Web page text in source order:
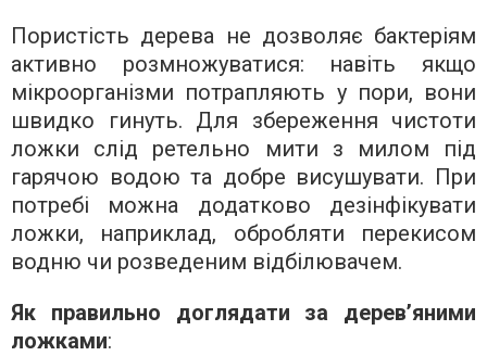
Пористість дерева не дозволяє бактеріям
активно розмножуватися: навіть якщо
мікроорганізми потрапляють у пори, вони
швидко гинуть. Для збереження чистоти
ложки слід ретельно мити з милом під
гарячою водою та добре висушувати. При
потребі можна додатково дезінфікувати
ложки, наприклад, обробляти перекисом
водню чи розведеним відбілювачем.
Як правильно доглядати за дерев’яними
ложками: